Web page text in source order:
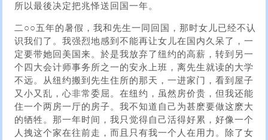
所以最後决定把兆怿送回国一年。
二○○五年的暑假，我和先生一同回国，那时女儿已经不认
识我们了。我强烈地感到不能再让女儿在国内久呆了，一
定要带她回美国来。於是我放弃了纽约的高薪，转到另一
个四大会计师事务所之一的安永上班，离先生就读的大学
不远。从纽约搬到先生住所的那天，一进家门，看到屋子
又小又乱，心非常委屈。在纽约，虽然房价贵，但我还能
住一个两房一厅的房子。我不知道自己为甚麽要做这麽大
的牺牲。那一年时间，我只觉得自己活得好累，好像一个
人拽这个家在往前走，而且只有我一个人在用力。除了女